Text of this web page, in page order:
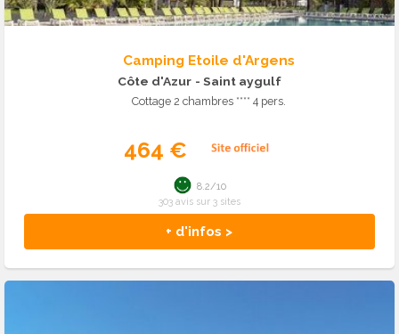
Camping Etoile d'Argens
Côte d'Azur - Saint aygulf
Cottage 2 chambres **** 4 pers.
464 €
+ d'infos >
8.2/10
303 avis sur 3 sites